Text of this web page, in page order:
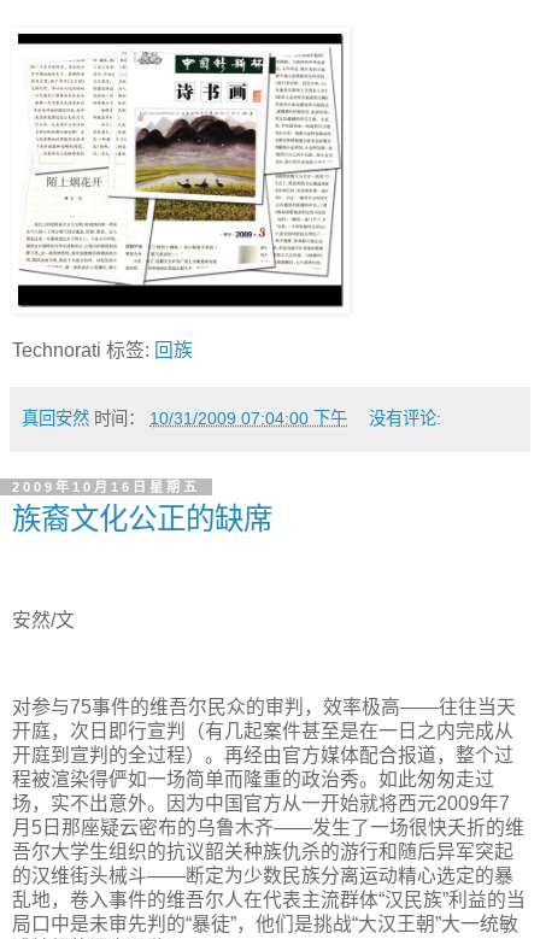
Technorati 标签: 回族
真回安然 时间： 10/31/2009 07:04:00 下午 没有评论:
2009年10月16日星期五
族裔文化公正的缺席
安然/文
对参与75事件的维吾尔民众的审判，效率极高——往往当天
开庭，次日即行宣判（有几起案件甚至是在一日之内完成从
开庭到宣判的全过程）。再经由官方媒体配合报道，整个过
程被渲染得俨如一场简单而隆重的政治秀。如此匆匆走过
场，实不出意外。因为中国官方从一开始就将西元2009年7
月5日那座疑云密布的乌鲁木齐——发生了一场很快夭折的维
吾尔大学生组织的抗议韶关种族仇杀的游行和随后异军突起
的汉维街头械斗——断定为少数民族分离运动精心选定的暴
乱地，卷入事件的维吾尔人在代表主流群体“汉民族”利益的当
局口中是未审先判的“暴徒”，他们是挑战“大汉王朝”大一统敏